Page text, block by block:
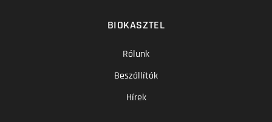
BIOKASZTEL
Rólunk
Beszállítók
Hírek